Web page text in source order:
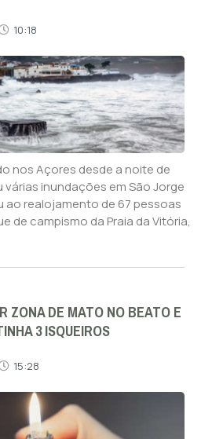
10:18
nos Açores desde a noite de
inundações em São Jorge
ao realojamento de 67 pessoas
de campismo da Praia da Vitória,
ZONA DE MATO NO BEATO E
3 ISQUEIROS
15:28